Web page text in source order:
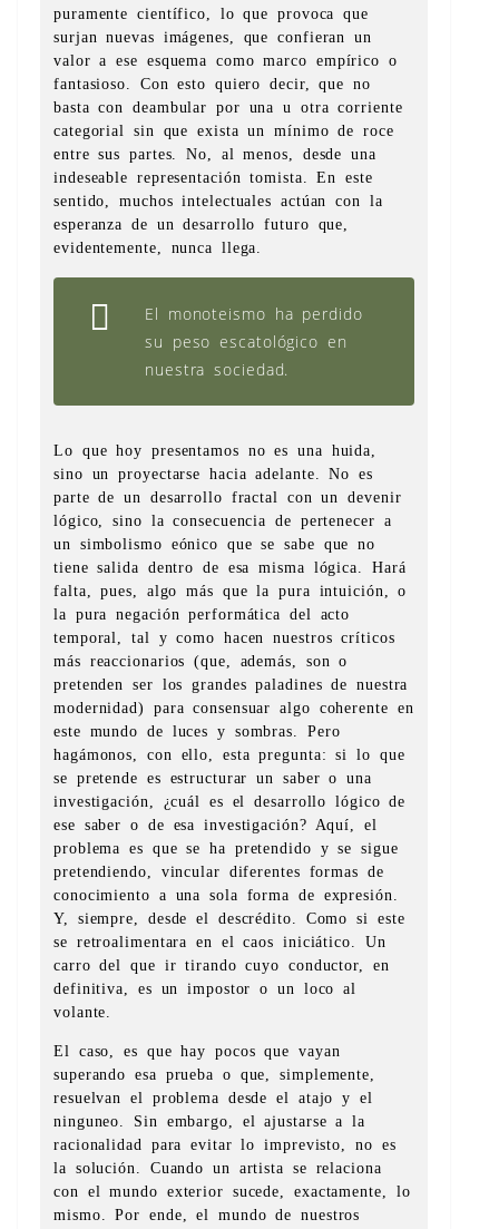
puramente científico, lo que provoca que
surjan nuevas imágenes, que confieran un
valor a ese esquema como marco empírico o
fantasioso. Con esto quiero decir, que no
basta con deambular por una u otra corriente
categorial sin que exista un mínimo de roce
entre sus partes. No, al menos, desde una
indeseable representación tomista. En este
sentido, muchos intelectuales actúan con la
esperanza de un desarrollo futuro que,
evidentemente, nunca llega.
El monoteismo ha perdido
su peso escatológico en
nuestra sociedad.
Lo que hoy presentamos no es una huida,
sino un proyectarse hacia adelante. No es
parte de un desarrollo fractal con un devenir
lógico, sino la consecuencia de pertenecer a
un simbolismo eónico que se sabe que no
tiene salida dentro de esa misma lógica. Hará
falta, pues, algo más que la pura intuición, o
la pura negación performática del acto
temporal, tal y como hacen nuestros críticos
más reaccionarios (que, además, son o
pretenden ser los grandes paladines de nuestra
modernidad) para consensuar algo coherente en
este mundo de luces y sombras. Pero
hagámonos, con ello, esta pregunta: si lo que
se pretende es estructurar un saber o una
investigación, ¿cuál es el desarrollo lógico de
ese saber o de esa investigación? Aquí, el
problema es que se ha pretendido y se sigue
pretendiendo, vincular diferentes formas de
conocimiento a una sola forma de expresión.
Y, siempre, desde el descrédito. Como si este
se retroalimentara en el caos iniciático. Un
carro del que ir tirando cuyo conductor, en
definitiva, es un impostor o un loco al
volante.
El caso, es que hay pocos que vayan
superando esa prueba o que, simplemente,
resuelvan el problema desde el atajo y el
ninguneo. Sin embargo, el ajustarse a la
racionalidad para evitar lo imprevisto, no es
la solución. Cuando un artista se relaciona
con el mundo exterior sucede, exactamente, lo
mismo. Por ende, el mundo de nuestros